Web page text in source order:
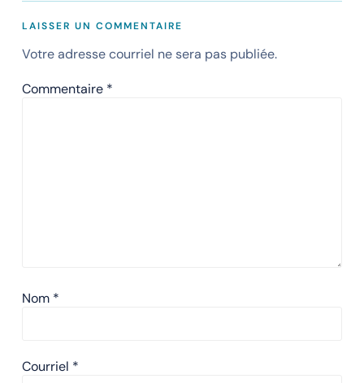
LAISSER UN COMMENTAIRE
Votre adresse courriel ne sera pas publiée.
Commentaire *
Nom *
Courriel *